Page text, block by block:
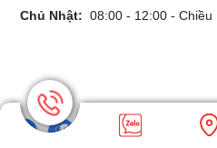
Chủ Nhật: 08:00 - 12:00 - Chiều